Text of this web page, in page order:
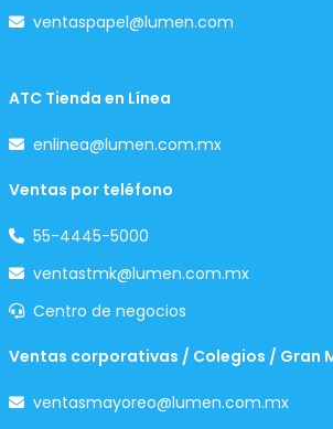
ventaspapel@lumen.com
ATC Tienda en Línea
enlinea@lumen.com.mx
Ventas por teléfono
55-4445-5000
ventastmk@lumen.com.mx
Centro de negocios
Ventas corporativas / Colegios / Gran
ventasmayoreo@lumen.com.mx